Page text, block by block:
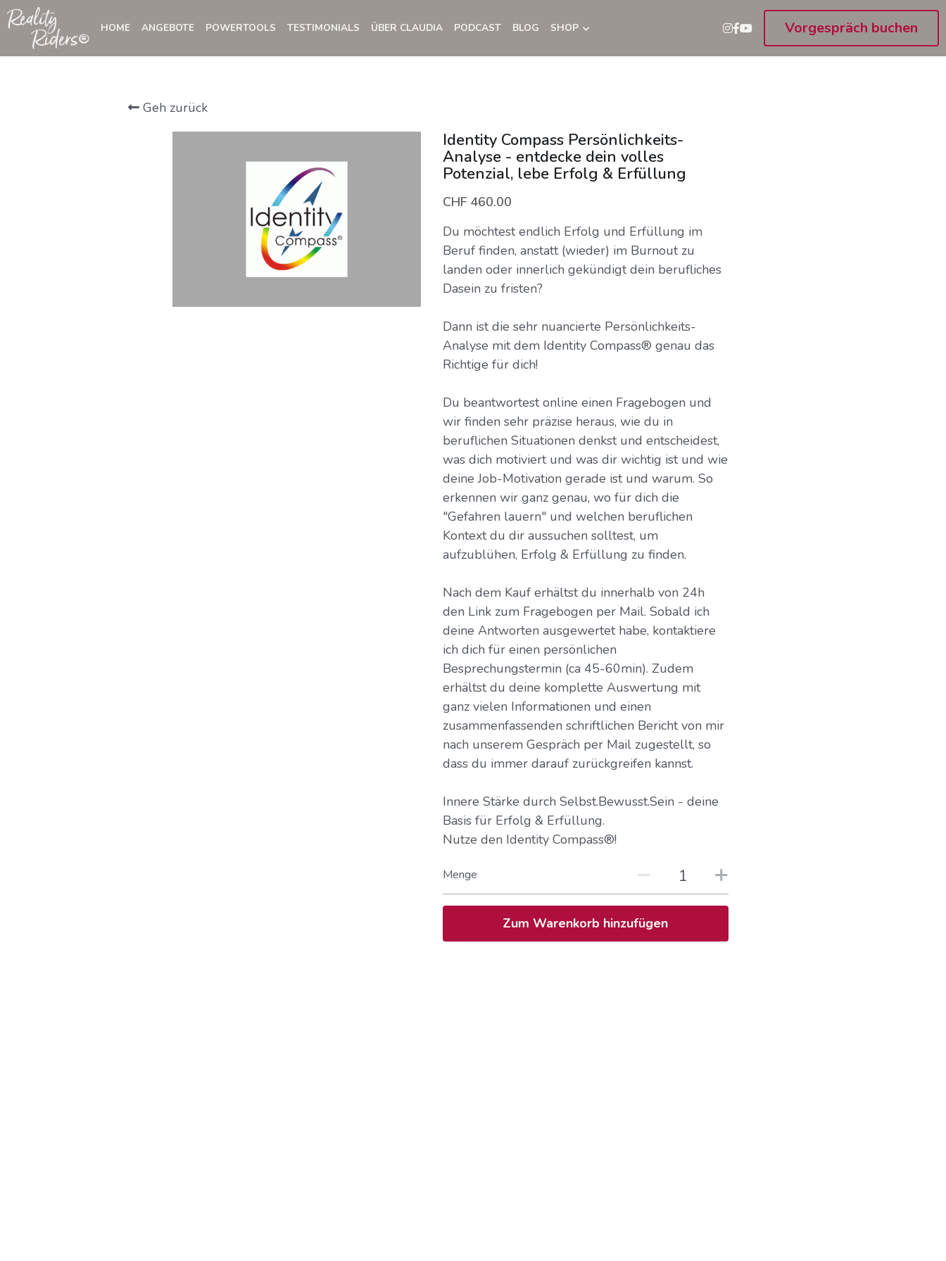
HOME ANGEBOTE POWERTOOLS TESTIMONIALS ÜBER CLAUDIA PODCAST BLOG SHOP Vorgespräch buchen
Geh zurück
Identity Compass Persönlichkeits-
Analyse - entdecke dein volles
Potenzial, lebe Erfolg & Erfüllung
CHF 460.00
Du möchtest endlich Erfolg und Erfüllung im
Beruf finden, anstatt (wieder) im Burnout zu
landen oder innerlich gekündigt dein berufliches
Dasein zu fristen?
Dann ist die sehr nuancierte Persönlichkeits-
Analyse mit dem Identity Compass® genau das
Richtige für dich!
Du beantwortest online einen Fragebogen und
wir finden sehr präzise heraus, wie du in
beruflichen Situationen denkst und entscheidest,
was dich motiviert und was dir wichtig ist und wie
deine Job-Motivation gerade ist und warum. So
erkennen wir ganz genau, wo für dich die
"Gefahren lauern" und welchen beruflichen
Kontext du dir aussuchen solltest, um
aufzublühen, Erfolg & Erfüllung zu finden.
Nach dem Kauf erhältst du innerhalb von 24h
den Link zum Fragebogen per Mail. Sobald ich
deine Antworten ausgewertet habe, kontaktiere
ich dich für einen persönlichen
Besprechungstermin (ca 45-60min). Zudem
erhältst du deine komplette Auswertung mit
ganz vielen Informationen und einen
zusammenfassenden schriftlichen Bericht von mir
nach unserem Gespräch per Mail zugestellt, so
dass du immer darauf zurückgreifen kannst.
Innere Stärke durch Selbst.Bewusst.Sein - deine
Basis für Erfolg & Erfüllung.
Nutze den Identity Compass®!
Menge
Zum Warenkorb hinzufügen